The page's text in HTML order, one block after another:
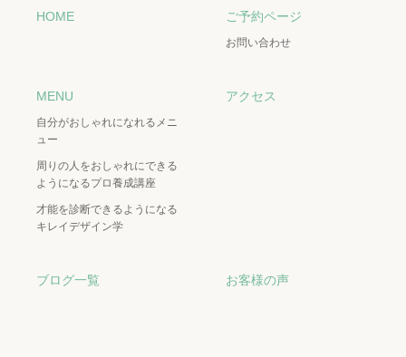
HOME ご予約ページ
お問い合わせ
MENU
自分がおしゃれになれるメニ
ュー
周りの人をおしゃれにできる
ようになるプロ養成講座
才能を診断できるようになる
キレイデザイン学
アクセス
ブログ一覧 お客様の声